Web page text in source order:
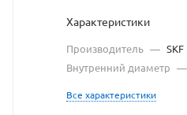
Характеристики
Производитель — SKF
Внутренний диаметр —
Все характеристики